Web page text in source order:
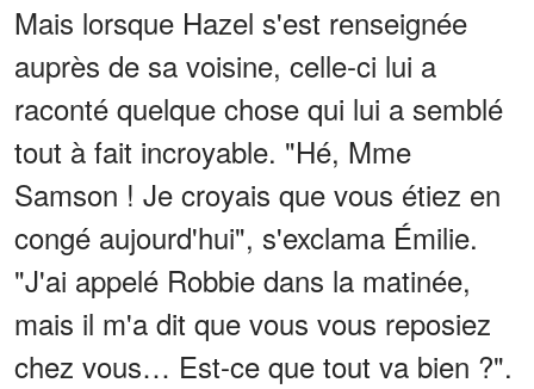
Mais lorsque Hazel s'est renseignée
auprès de sa voisine, celle-ci lui a
raconté quelque chose qui lui a semblé
tout à fait incroyable. "Hé, Mme
Samson ! Je croyais que vous étiez en
congé aujourd'hui", s'exclama Émilie.
"J'ai appelé Robbie dans la matinée,
mais il m'a dit que vous vous reposiez
chez vous… Est-ce que tout va bien ?".